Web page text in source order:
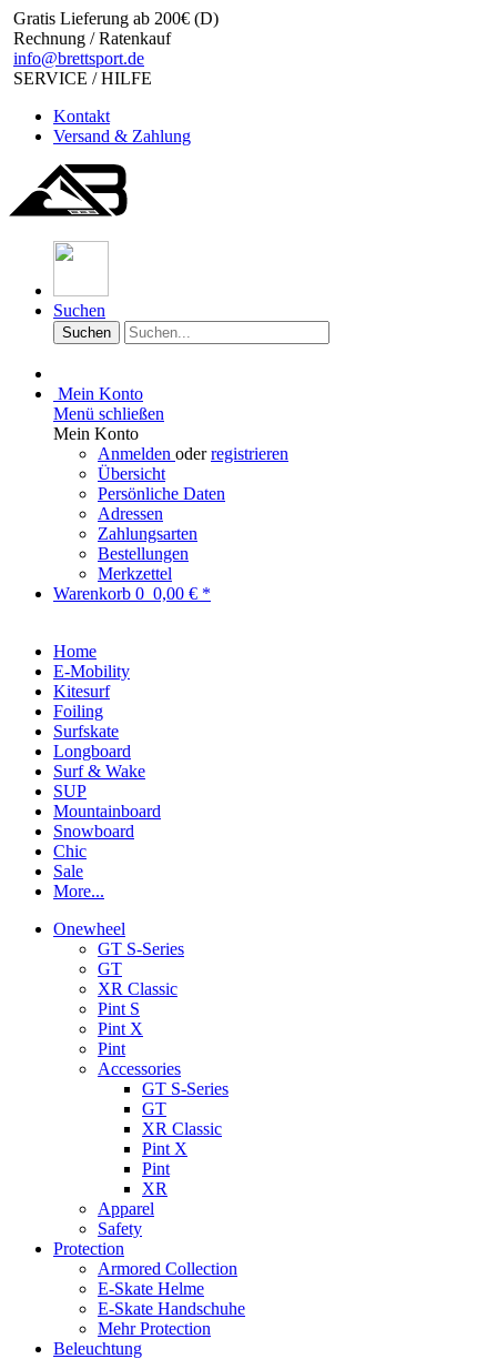
Gratis Lieferung ab 200€ (D)
Rechnung / Ratenkauf
info@brettsport.de
SERVICE / HILFE
Kontakt
Versand & Zahlung
Suchen
Suchen
Mein Konto
Menü schließen
Mein Konto
Anmelden oderregistrieren
Übersicht
Persönliche Daten
Adressen
Zahlungsarten
Bestellungen
Merkzettel
Warenkorb 0 0,00 € *
Home
E-Mobility
Kitesurf
Foiling
Surfskate
Longboard
Surf & Wake
SUP
Mountainboard
Snowboard
Chic
Sale
More...
Onewheel
GT S-Series
GT
XR Classic
Pint S
Pint X
Pint
Accessories
GT S-Series
GT
XR Classic
Pint X
Pint
XR
Apparel
Safety
Protection
Armored Collection
E-Skate Helme
E-Skate Handschuhe
Mehr Protection
Beleuchtung